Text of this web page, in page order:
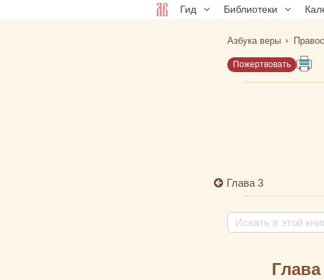
Гид Библиотеки
Азбука веры
Пожертвовать
Глава 3